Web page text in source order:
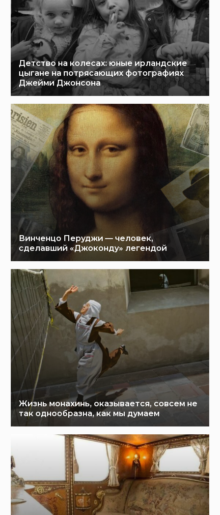
Детство на колесах: юные ирландские
цыгане на потрясающих фотографиях
Джейми Джонсона
Винченцо Перуджи — человек,
сделавший «Джоконду» легендой
Жизнь монахинь, оказывается, совсем не
так однообразна, как мы думаем